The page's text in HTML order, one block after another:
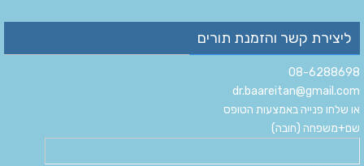
ליצירת קשר והזמנת תורים
08-6288698
dr.baareitan@gmail.com
או שלחו פנייה באמצעות הטופס
שם+משפחה (חובה)